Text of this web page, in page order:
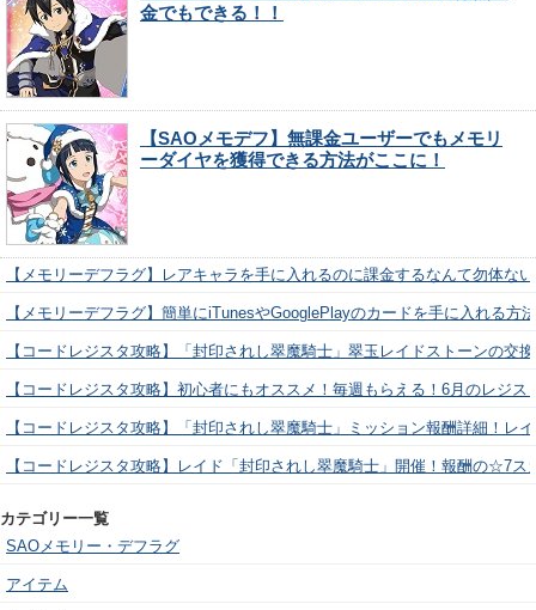
金でもできる！！
【SAOメモデフ】無課金ユーザーでもメモリ
ーダイヤを獲得できる方法がここに！
【メモリーデフラグ】レアキャラを手に入れるのに課金するなんて勿体な
【メモリーデフラグ】簡単にiTunesやGooglePlayのカードを手に入れる方
【コードレジスタ攻略】「封印されし翠魔騎士」翠玉レイドストーンの交
【コードレジスタ攻略】初心者にもオススメ！毎週もらえる！6月のレジ
【コードレジスタ攻略】「封印されし翠魔騎士」ミッション報酬詳細！レ
【コードレジスタ攻略】レイド「封印されし翠魔騎士」開催！報酬の☆7
カテゴリー一覧
SAOメモリー・デフラグ
アイテム